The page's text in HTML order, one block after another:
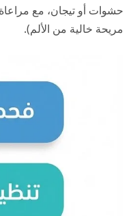
حشوات أو تيجان، مع مراعاة
مريحة خالية من الألم).